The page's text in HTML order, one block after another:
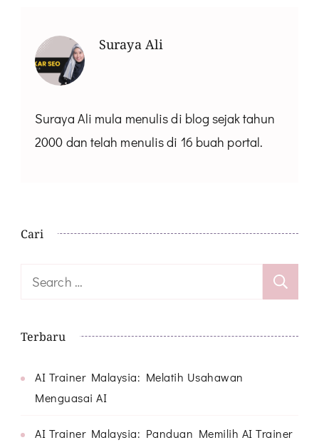
Suraya Ali
Suraya Ali mula menulis di blog sejak tahun
2000 dan telah menulis di 16 buah portal.
Cari
Search
Terbaru
AI Trainer Malaysia: Melatih Usahawan
Menguasai AI
AI Trainer Malaysia: Panduan Memilih AI Trainer